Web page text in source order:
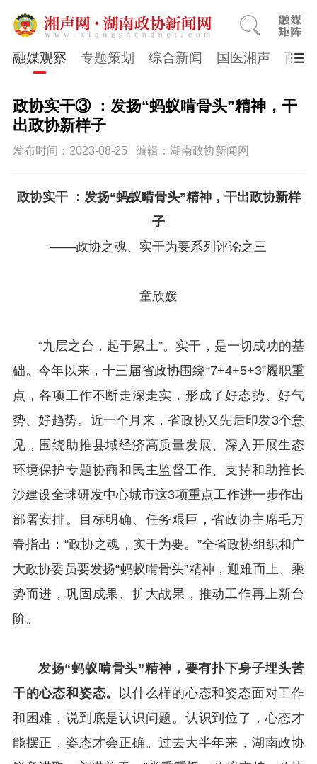
融媒观察 专题策划 综合新闻 国医湘声 商会
政协实干③ ：发扬“蚂蚁啃骨头”精神，干
出政协新样子
发布时间：2023-08-25 编辑：湖南政协新闻网
政协实干 ： 发扬“蚂蚁啃骨头”精神， 干出政协新样
子
——政协之魂、实干为要系列评论之三
童欣媛
“九层之台，起于累土”。实干，是一切成功的基
础。今年以来，十三届省政协围绕“7+4+5+3”履职重
点，各项工作不断走深走实，形成了好态势、好气
势、好趋势。近一个月来，省政协又先后印发3个意
见，围绕助推县域经济高质量发展、深入开展生态
环境保护专题协商和民主监督工作、支持和助推长
沙建设全球研发中心城市这3项重点工作进一步作出
部署安排。目标明确、任务艰巨，省政协主席毛万
春指出：“政协之魂，实干为要。”全省政协组织和广
大政协委员要发扬“蚂蚁啃骨头”精神，迎难而上、乘
势而进，巩固成果、扩大战果，推动工作再上新台
阶。
发扬“蚂蚁啃骨头”精神，要有扑下身子埋头苦
干的心态和姿态。
以什么样的心态和姿态面对工作
和困难，说到底是认识问题。认识到位了，心态才
能摆正，姿态才会正确。过去大半年来，湖南政协